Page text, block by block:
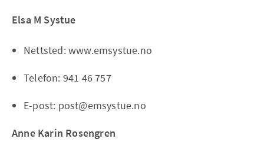
Elsa M Systue
Nettsted: www.emsystue.no
Telefon: 941 46 757
E-post: post@emsystue.no
Anne Karin Rosengren